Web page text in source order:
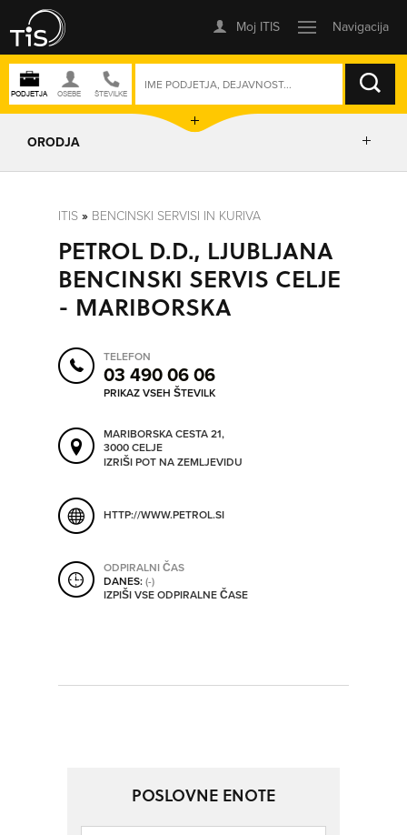
ISKANJE
SO ODPRTA V
SO TRENUTNO ODPRTA
ORODJA
POSLOVNE ENOTE
IZRIŠI POT
POŠLJI SMS
ITIS » BENCINSKI SERVISI IN KURIVA
PETROL D.D., LJUBLJANA
BENCINSKI SERVIS CELJE
- MARIBORSKA
TELEFON
03 490 06 06
PRIKAZ VSEH ŠTEVILK
MARIBORSKA CESTA 21,
3000 CELJE
IZRIŠI POT NA ZEMLJEVIDU
HTTP://WWW.PETROL.SI
ODPIRALNI ČAS
DANES:(-)
IZPIŠI VSE ODPIRALNE ČASE
POSLOVNE ENOTE